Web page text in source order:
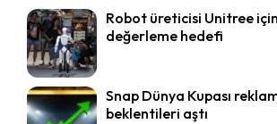
Robot üreticisi Unitree
değerleme hedefi
Snap Dünya Kupası
beklentileri aştı